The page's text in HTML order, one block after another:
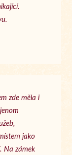
zde měla i
jako
Na zámek